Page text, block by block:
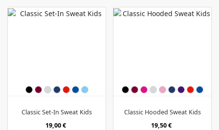
Classic Set-In Sweat Kids
19,00 €
Classic Hooded Sweat Kids
19,50 €